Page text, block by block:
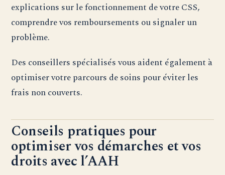
explications sur le fonctionnement de votre CSS,
comprendre vos remboursements ou signaler un
problème.
Des conseillers spécialisés vous aident également à
optimiser votre parcours de soins pour éviter les
frais non couverts.
Conseils pratiques pour
optimiser vos démarches et vos
droits avec l’AAH